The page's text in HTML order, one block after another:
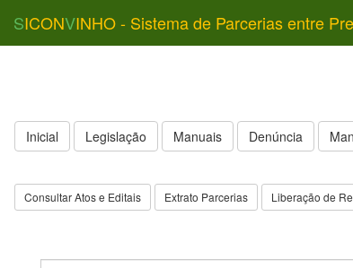
SICONVINHO - Sistema de Parcerias entre
Inicial Legislação Manuais Denúncia
Consultar Atos e Editais Extrato Parcerias Liberação de